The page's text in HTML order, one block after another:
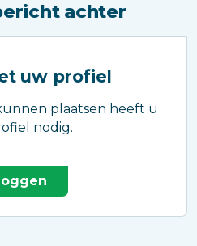
achter
uw profiel
plaatsen heeft u
nodig.